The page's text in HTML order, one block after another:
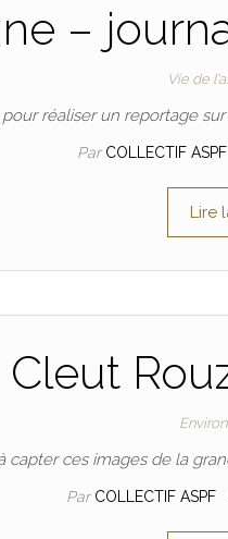
–
Vie de
réaliser un reportage
Par COLLECTIF ASPF
Lire
Cleut
capter ces images de la
Par COLLECTIF ASPF